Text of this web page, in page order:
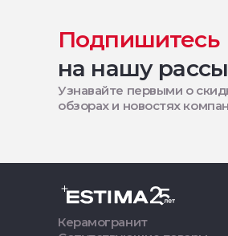
Подпишитесь
на нашу
Узнавайте первыми о
обзорах и новостях
Керамогранит